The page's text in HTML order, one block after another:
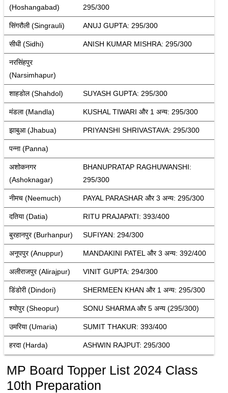
(Hoshangabad) 295/300
सिंगरौली (Singrauli) ANUJ GUPTA: 295/300
सीधी (Sidhi) ANISH KUMAR MISHRA: 295/300
नरसिंहपुर
(Narsimhapur)
शाहडोल (Shahdol) SUYASH GUPTA: 295/300
मंडला (Mandla) KUSHAL TIWARI और 1 अन्य: 295/300
झाबुआ (Jhabua) PRIYANSHI SHRIVASTAVA: 295/300
पन्ना (Panna)
अशोकनगर
(Ashoknagar)
BHANUPRATAP RAGHUWANSHI:
295/300
नीमच (Neemuch) PAYAL PARASHAR और 3 अन्य: 295/300
दतिया (Datia) RITU PRAJAPATI: 393/400
बुरहानपुर (Burhanpur) SUFIYAN: 294/300
अनूपपुर (Anuppur) MANDAKINI PATEL और 3 अन्य: 392/400
अलीराजपुर (Alirajpur) VINIT GUPTA: 294/300
डिंडोरी (Dindori) SHERMEEN KHAN और 1 अन्य: 295/300
श्योपुर (Sheopur) SONU SHARMA और 5 अन्य (295/300)
उमरिया (Umaria) SUMIT THAKUR: 393/400
हरदा (Harda) ASHWIN RAJPUT: 295/300
MP Board Topper List 2024 Class
10th Preparation